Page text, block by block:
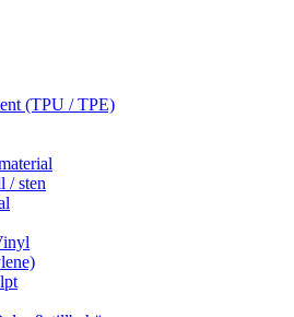
(TPU / TPE)
/ sten